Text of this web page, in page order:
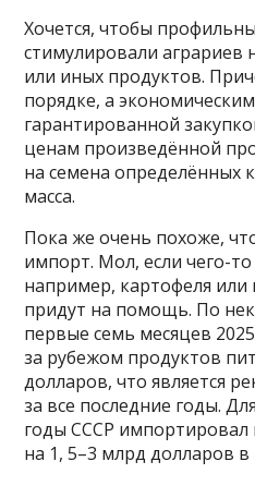
Хочется, чтобы
стимулировали аграриев
или иных продуктов.
порядке, а
гарантированной
ценам произведённой
на семена определённых
масса.
Пока же очень похоже,
импорт. Мол, если чего-то
например, картофеля или
придут на помощь. По
первые семь месяцев
за рубежом продуктов
долларов, что является
за все последние годы.
годы СССР импортировал
на 1, 5–3 млрд долларов в